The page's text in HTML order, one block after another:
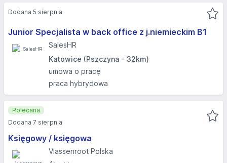
Junior Specjalista w back office z j.niemieckim B1
SalesHR
Katowice (Pszczyna - 32km)
umowa o pracę
praca hybrydowa
Dodana 5 sierpnia
Księgowy / księgowa
Vlassenroot Polska
Polecana
Dodana 7 sierpnia